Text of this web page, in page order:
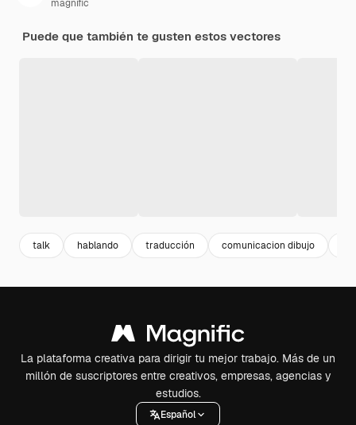
magnific
Puede que también te gusten estos vectores
talk hablando traducción comunicacion dibujo
La plataforma creativa para dirigir tu mejor trabajo. Más de un
millón de suscriptores entre creativos, empresas, agencias y
estudios.
Español